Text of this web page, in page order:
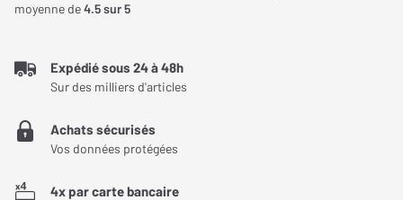
moyenne de4.5sur 5
Expédié sous 24 à 48h
Sur des milliers d'articles
Achats sécurisés
Vos données protégées
4x par carte bancaire